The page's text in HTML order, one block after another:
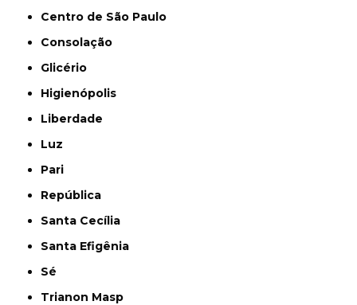
Centro de São Paulo
Consolação
Glicério
Higienópolis
Liberdade
Luz
Pari
República
Santa Cecília
Santa Efigênia
Sé
Trianon Masp